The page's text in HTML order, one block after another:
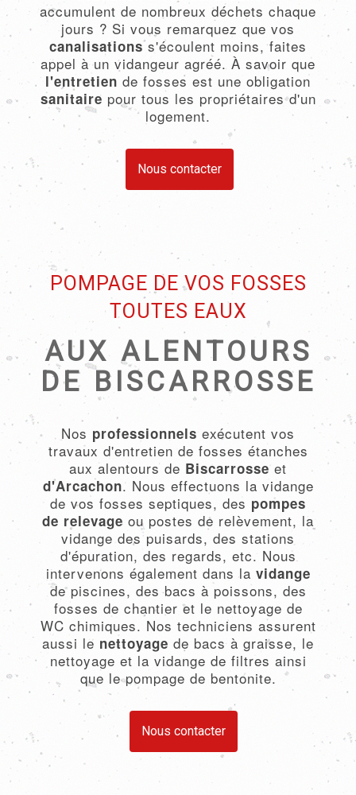
accumulent de nombreux déchets chaque
jours ? Si vous remarquez que vos
canalisationss'écoulent moins, faites
appel à un vidangeur agréé. À savoir que
l'entretien de fosses est une obligation
sanitaire pour tous les propriétaires d'un
logement.
Nous contacter
POMPAGE DE VOS FOSSES
TOUTES EAUX
AUX ALENTOURS
DE BISCARROSSE
Nos professionnelsexécutent vos
travaux d'entretien de fosses étanches
aux alentours de Biscarrosseet
d'Arcachon. Nous effectuons la vidange
de vos fosses septiques, des pompes
de relevage ou postes de relèvement, la
vidange des puisards, des stations
d'épuration, des regards, etc. Nous
intervenons également dans la vidange
de piscines, des bacs à poissons, des
fosses de chantier et le nettoyage de
WC chimiques. Nos techniciens assurent
aussi le nettoyage de bacs à graisse, le
nettoyage et la vidange de filtres ainsi
que le pompage de bentonite.
Nous contacter